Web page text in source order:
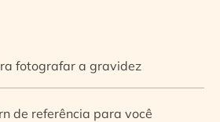
fotografar a gravidez
de referência para você